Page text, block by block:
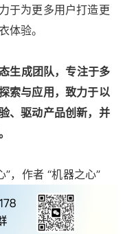
于为更多用户打造更
体验。
生成团队，专注于多
索与应用，致力于以
、驱动产品创新，并
，作者 “机器之心”